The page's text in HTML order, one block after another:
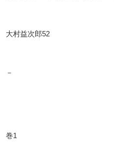
大村益次郎52
－
巻1